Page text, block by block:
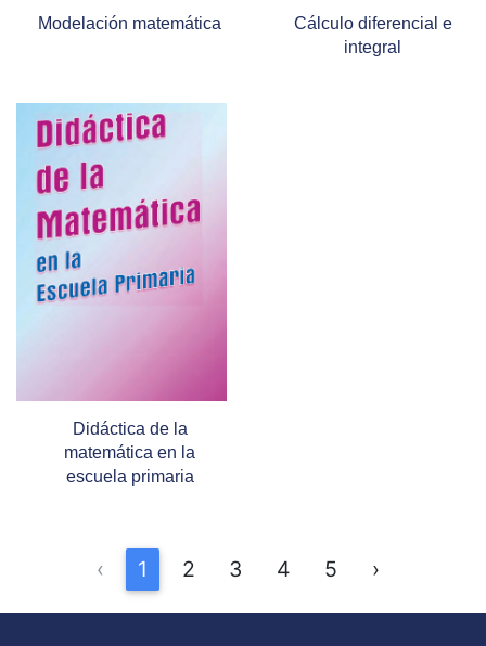
Modelación matemática
Cálculo diferencial e
integral
Didáctica de la
matemática en la
escuela primaria
‹ 1 2 3 4 5 ›